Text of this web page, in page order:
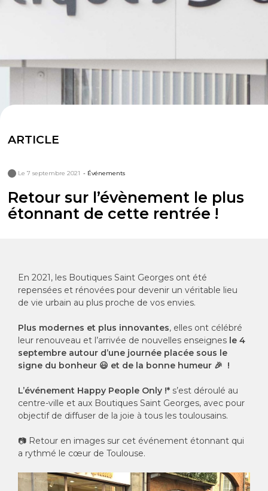
ARTICLE
Le 7 septembre 2021 - Événements
Retour sur l’évènement le plus
étonnant de cette rentrée !
En 2021, les Boutiques Saint Georges ont été
repensées et rénovées pour devenir un véritable lieu
de vie urbain au plus proche de vos envies.
Plus modernes et plus innovantes, elles ont célébré
leur renouveau et l’arrivée de nouvelles enseignes le 4
septembre autour d’une journée placée sous le
signe du bonheur 😃 et de la bonne humeur 🎉 !
L’événement Happy People Only !* s’est déroulé au
centre-ville et aux Boutiques Saint Georges, avec pour
objectif de diffuser de la joie à tous les toulousains.
📷 Retour en images sur cet événement étonnant qui
a rythmé le cœur de Toulouse.